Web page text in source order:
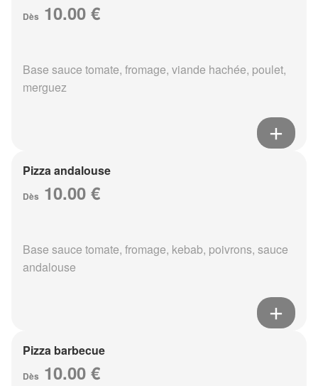
Dès 10.00 €
Base sauce tomate, fromage, viande hachée, poulet,
merguez
Pizza andalouse
Dès 10.00 €
Base sauce tomate, fromage, kebab, poivrons, sauce
andalouse
Pizza barbecue
Dès 10.00 €